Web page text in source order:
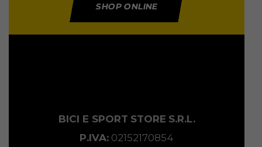
SHOP ONLINE
BICI E SPORT STORE S.R.L.
P.IVA: 02152170854